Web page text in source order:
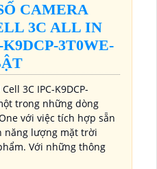
CAMERA
3C ALL IN
3T0WE-
3C IPC-K9DCP-
trong những dòng
với việc tích hợp sẵn
năng lượng mặt trời
Với những thông